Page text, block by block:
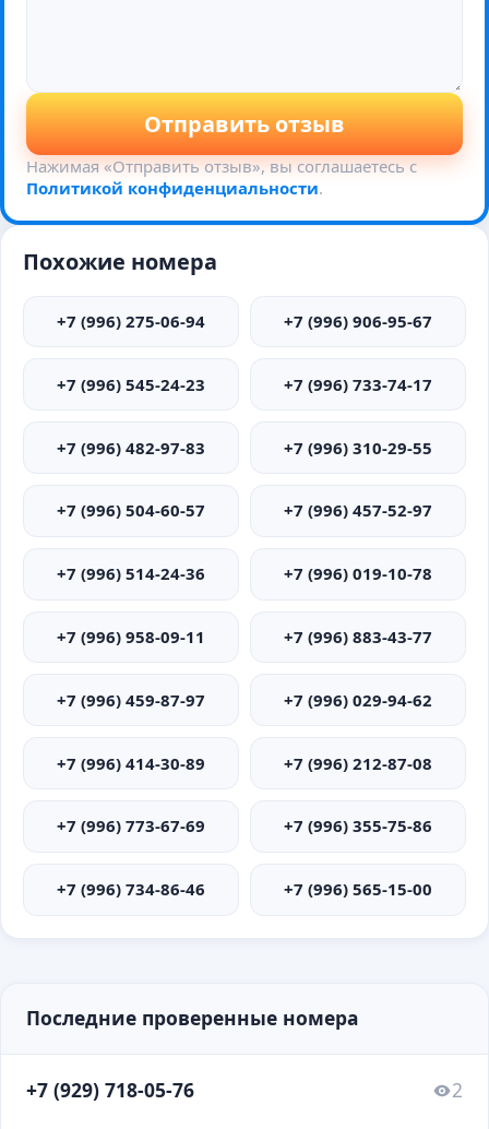
Отправить отзыв
Нажимая «Отправить отзыв», вы соглашаетесь с
Политикой конфиденциальности.
Похожие номера
+7 (996) 275-06-94 +7 (996) 906-95-67
+7 (996) 545-24-23 +7 (996) 733-74-17
+7 (996) 482-97-83 +7 (996) 310-29-55
+7 (996) 504-60-57 +7 (996) 457-52-97
+7 (996) 514-24-36 +7 (996) 019-10-78
+7 (996) 958-09-11 +7 (996) 883-43-77
+7 (996) 459-87-97 +7 (996) 029-94-62
+7 (996) 414-30-89 +7 (996) 212-87-08
+7 (996) 773-67-69 +7 (996) 355-75-86
+7 (996) 734-86-46 +7 (996) 565-15-00
Последние проверенные номера
+7 (929) 718-05-76 2